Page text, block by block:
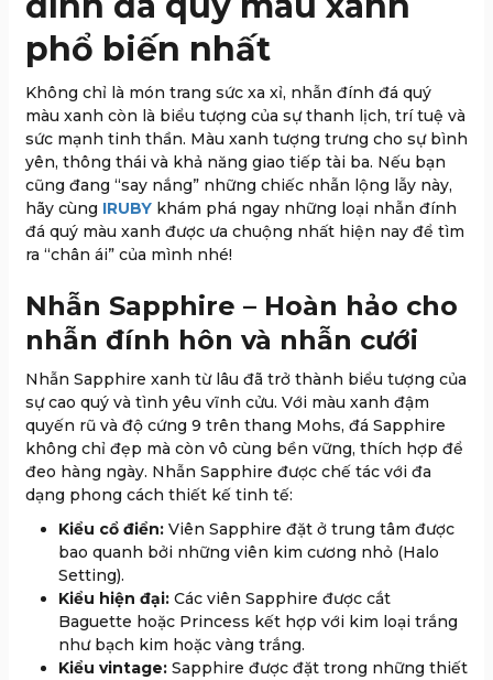
phổ biến nhất
Không chỉ là món trang sức xa xỉ, nhẫn đính đá quý
màu xanh còn là biểu tượng của sự thanh lịch, trí tuệ và
sức mạnh tinh thần. Màu xanh tượng trưng cho sự bình
yên, thông thái và khả năng giao tiếp tài ba. Nếu bạn
cũng đang “say nắng” những chiếc nhẫn lộng lẫy này,
hãy cùng IRUBY khám phá ngay những loại nhẫn đính
đá quý màu xanh được ưa chuộng nhất hiện nay để tìm
ra “chân ái” của mình nhé!
Nhẫn Sapphire – Hoàn hảo cho
nhẫn đính hôn và nhẫn cưới
Nhẫn Sapphire xanh từ lâu đã trở thành biểu tượng của
sự cao quý và tình yêu vĩnh cửu. Với màu xanh đậm
quyến rũ và độ cứng 9 trên thang Mohs, đá Sapphire
không chỉ đẹp mà còn vô cùng bền vững, thích hợp để
đeo hàng ngày. Nhẫn Sapphire được chế tác với đa
dạng phong cách thiết kế tinh tế:
Kiểu cổ điển: Viên Sapphire đặt ở trung tâm được
bao quanh bởi những viên kim cương nhỏ (Halo
Setting).
Kiểu hiện đại: Các viên Sapphire được cắt
Baguette hoặc Princess kết hợp với kim loại trắng
như bạch kim hoặc vàng trắng.
Kiểu vintage: Sapphire được đặt trong những thiết